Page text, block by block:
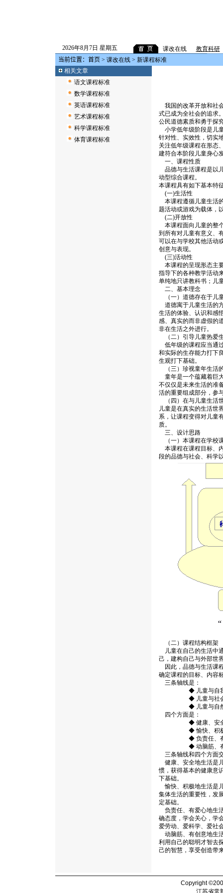
2026年8月7日 星期五 课改在线
教育科研
当前位置： 首页 > 课改在线 > 新课程标准
相关文章
语文课程标准
数学课程标准
英语课程标准
艺术课程标准
科学课程标准
体育课程标准
我国的改革开放和社
式已成为全社会的追求
公民道德素质和勇于探
小学低年级阶段是儿
针对性、实效性，切实
关注低年级课程在形态
建符合本阶段儿童身心
一、课程性质
品德与生活课程是以
动型综合课程。
本课程具有如下基本特
(一)生活性
本课程遵循儿童生活
题活动或游戏为载体，
(二)开放性
本课程面向儿童的整
到所有对儿童有意义、
可以在与学校其他活动
创意与表现。
(三)活动性
本课程的呈现形态主
指导下的各种教学活动
单纯地只讲教科书；儿
二、基本理念
（一）道德存在于儿
道德寓于儿童生活的
生活的体验、认识和感
感、真实的而非虚假的
非在生活之外进行。
（二）引导儿童热爱
低年级的课程应当通
和实际的生存能力打下
生观打下基础。
（三）珍视童年生活
童年是一个蕴藏着巨
不仅仅是未来生活的准
活的重要组成部分，参
（四）在与儿童生活
儿童是在真实的生活世
系，让课程变得对儿童
质。
三、设计思路
（一）本课程在学校
本课程在课程目标、
段的品德与社会、科学
（二）课程结构框架
儿童在自己的生活中
己，建构自己与外部世
因此，品德与生活课
确定课程的目标、内容
三条轴线是：
◆ 儿童与自
◆ 儿童与社
◆ 儿童与自
四个方面是：
◆ 健康、安全
◆ 愉快、积极
◆ 负责任、有
◆ 动脑筋、有
三条轴线和四个方面
健康、安全地生活是
惯，获得基本的健康意
下基础。
愉快、积极地生活是
集体生活的重要性，发
定基础。
负责任、有爱心地生
确态度，学会关心，学
爱劳动、爱科学、爱社
动脑筋、有创意地生
利用自己的聪明才智去
己的智慧，享受创造带
Copyright
江苏省常